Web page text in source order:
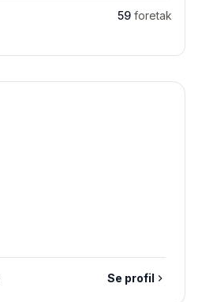
59 foretak
Se profil